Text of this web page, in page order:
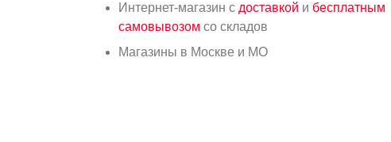
Интернет-магазин с доставкой и бесплатным
самовывозом со складов
Магазины в Москве и МО